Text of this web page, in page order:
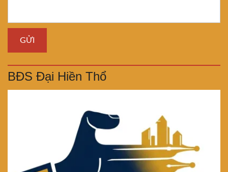
BĐS Đại Hiền Thổ